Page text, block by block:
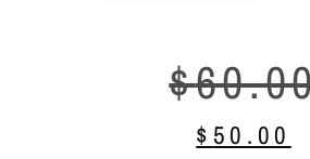
$
$ 50.00